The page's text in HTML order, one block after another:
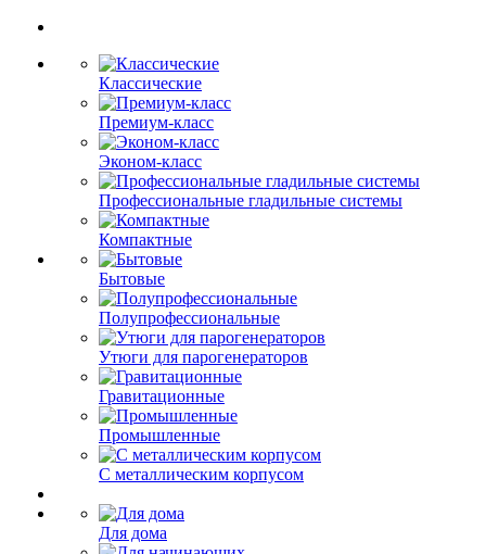
Классические
Премиум-класс
Эконом-класс
Профессиональные гладильные системы
Компактные
Бытовые
Полупрофессиональные
Утюги для парогенераторов
Гравитационные
Промышленные
С металлическим корпусом
Для дома